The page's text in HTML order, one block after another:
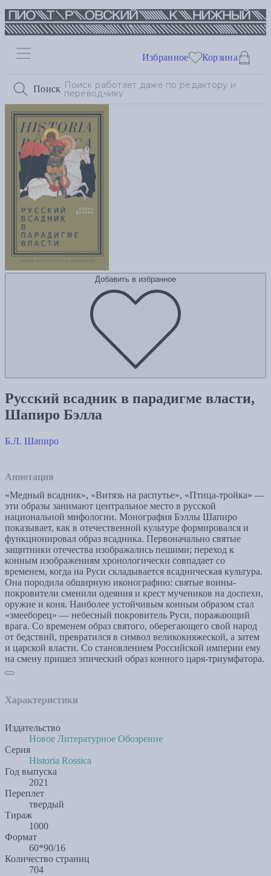
Поиск
Избранное Корзина
Добавить в избранное
Русский всадник в парадигме власти,
Шапиро Бэлла
Б.Л. Шапиро
Аннотация
«Медный всадник», «Витязь на распутье», «Птица-тройка» —
эти образы занимают центральное место в русской
национальной мифологии. Монография Бэллы Шапиро
показывает, как в отечественной культуре формировался и
функционировал образ всадника. Первоначально святые
защитники отечества изображались пешими; переход к
конным изображениям хронологически совпадает со
временем, когда на Руси складывается всадническая культура.
Она породила обширную иконографию: святые воины-
покровители сменили одеяния и крест мучеников на доспехи,
оружие и коня. Наиболее устойчивым конным образом стал
«змееборец» — небесный покровитель Руси, поражающий
врага. Со временем образ святого, оберегающего свой народ
от бедствий, превратился в символ великокняжеской, а затем
и царской власти. Со становлением Российской империи ему
на смену пришел эпический образ конного царя-триумфатора.
Характеристики
Издательство
Новое Литературное Обозрение
Серия
Historia Rossica
Год выпуска
2021
Переплет
твердый
Тираж
1000
Формат
60*90/16
Количество страниц
704